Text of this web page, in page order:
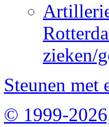
zieken/
Steunen met
© 1999-